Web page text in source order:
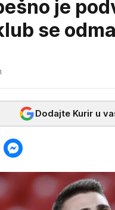
je
se
Dodajte Kurir u